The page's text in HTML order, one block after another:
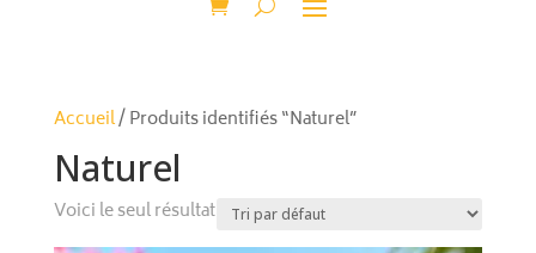
Accueil/ Produits identifiés “Naturel”
Naturel
Voici le seul résultat